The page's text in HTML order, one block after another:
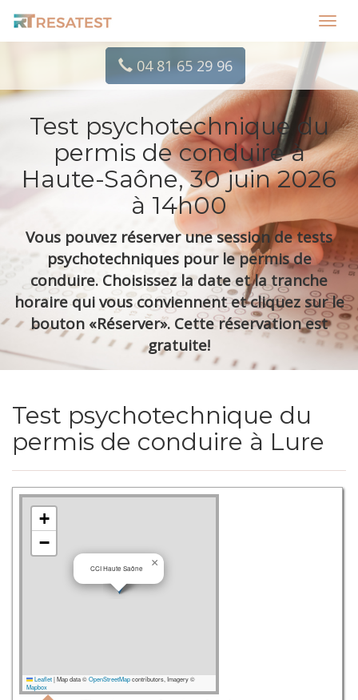
04 81 65 29 96
Test psychotechnique du
permis de conduire à
Haute-Saône, 30 juin 2026
à 14h00
Vous pouvez réserver une session de tests
psychotechniques pour le permis de
conduire. Choisissez la date et la tranche
horaire qui vous conviennent et cliquez sur le
bouton «Réserver». Cette réservation est
gratuite!
Test psychotechnique du
permis de conduire à Lure
CCI Haute Saône ×
+
−
Leaflet |Map data ©OpenStreetMapcontributors, Imagery ©
Mapbox